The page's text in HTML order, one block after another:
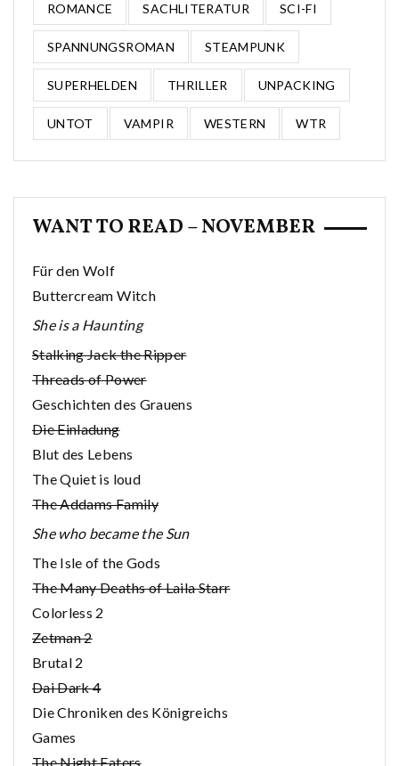
ROMANCE SACHLITERATUR SCI-FI
SPANNUNGSROMAN STEAMPUNK
SUPERHELDEN THRILLER UNPACKING
UNTOT VAMPIR WESTERN WTR
WANT TO READ – NOVEMBER
Für den Wolf
Buttercream Witch
She is a Haunting
Stalking Jack the Ripper
Threads of Power
Geschichten des Grauens
Die Einladung
Blut des Lebens
The Quiet is loud
The Addams Family
She who became the Sun
The Isle of the Gods
The Many Deaths of Laila Starr
Colorless 2
Zetman 2
Brutal 2
Dai Dark 4
Die Chroniken des Königreichs
Games
The Night Eaters